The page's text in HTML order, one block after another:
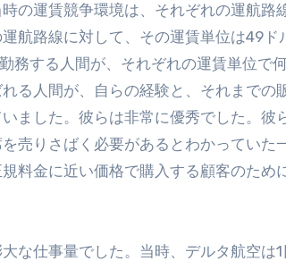
の運賃競争環境は、それぞれの運航路
航路線に対して、その運賃単位は49ド
務する人間が、それぞれの運賃単位で
る人間が、自らの経験と、それまでの
ました。彼らは非常に優秀でした。彼
売りさばく必要があるとわかっていた
料金に近い価格で購入する顧客のため
な仕事量でした。当時、デルタ航空は1